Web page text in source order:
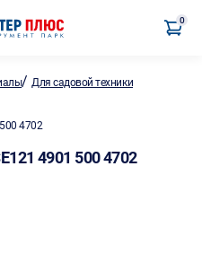
0
/Для садовой техники
4702
4901 500 4702